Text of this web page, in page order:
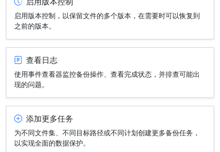
启用版本控制，以保留文件的多个版本，在需要时可以恢复到
之前的版本。
查看日志
使用事件查看器监控备份操作、查看完成状态，并排查可能出
现的问题。
添加更多任务
为不同文件集、不同目标路径或不同计划创建更多备份任务，
以实现全面的数据保护。